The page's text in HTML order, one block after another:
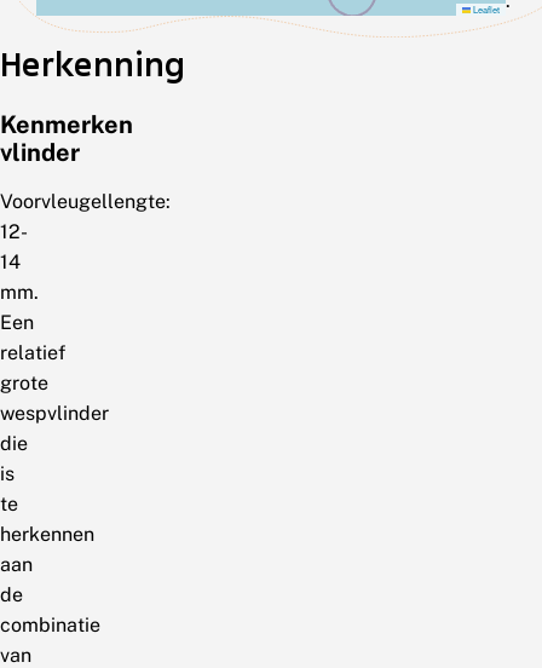
Leaflet
Herkenning
Kenmerken
vlinder
Voorvleugellengte:
12-
14
mm.
Een
relatief
grote
wespvlinder
die
is
te
herkennen
aan
de
combinatie
van